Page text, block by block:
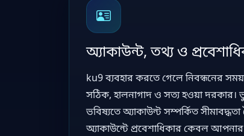
অ্যাকাউন্ট, তথ্য ও
ku9 ব্যবহার করতে গেলে নিবন্ধনের
সঠিক, হালনাগাদ ও সত্য হওয়া দরকার।
ভবিষ্যতে অ্যাকাউন্ট সম্পর্কিত
অ্যাকাউন্টে প্রবেশাধিকার কেবল